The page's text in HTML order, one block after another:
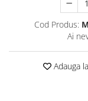
Cod Produs:
Ai
Adauga